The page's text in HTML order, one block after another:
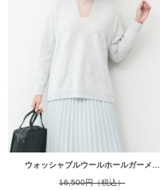
ウォッシャブルウールホールガーメ…
16,500円（税込）